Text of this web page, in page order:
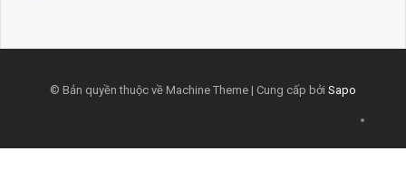
© Bản quyền thuộc về Machine Theme | Cung cấp bởi Sapo